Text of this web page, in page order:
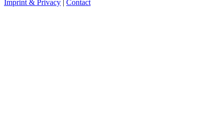
Imprint & Privacy | Contact